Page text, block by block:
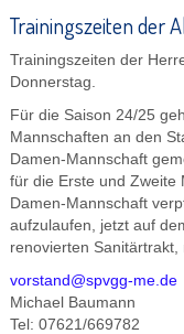
Trainingszeiten der
Trainingszeiten der
Donnerstag.
Für die Saison 24/25
Mannschaften an den
Damen-Mannschaft
für die Erste und Zweite
Damen-Mannschaft
aufzulaufen, jetzt auf
renovierten
vorstand@spvgg-me.de
Michael Baumann
Tel: 07621/669782